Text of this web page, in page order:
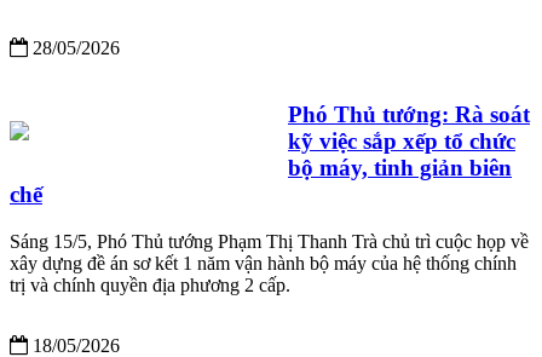
28/05/2026
Phó Thủ tướng: Rà soát
kỹ việc sắp xếp tổ chức
bộ máy, tinh giản biên
chế
Sáng 15/5, Phó Thủ tướng Phạm Thị Thanh Trà chủ trì cuộc họp về
xây dựng đề án sơ kết 1 năm vận hành bộ máy của hệ thống chính
trị và chính quyền địa phương 2 cấp.
18/05/2026